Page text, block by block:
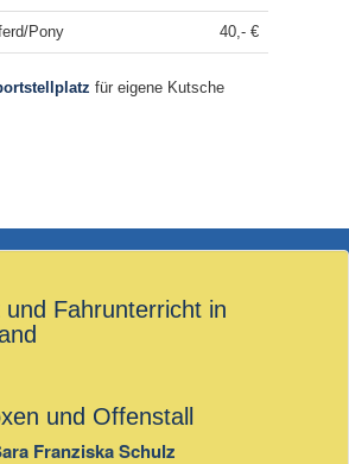
Pony 40,- €
für eigene Kutsche
Fahrunterricht in
und Offenstall
Franziska Schulz